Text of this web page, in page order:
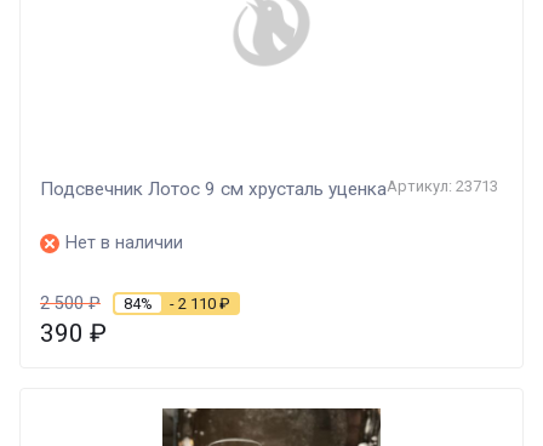
Подсвечник Лотос 9 cм хрусталь уценкаАртикул: 23713
Нет в наличии
2 500₽ 84% - 2 110 ₽
390 ₽